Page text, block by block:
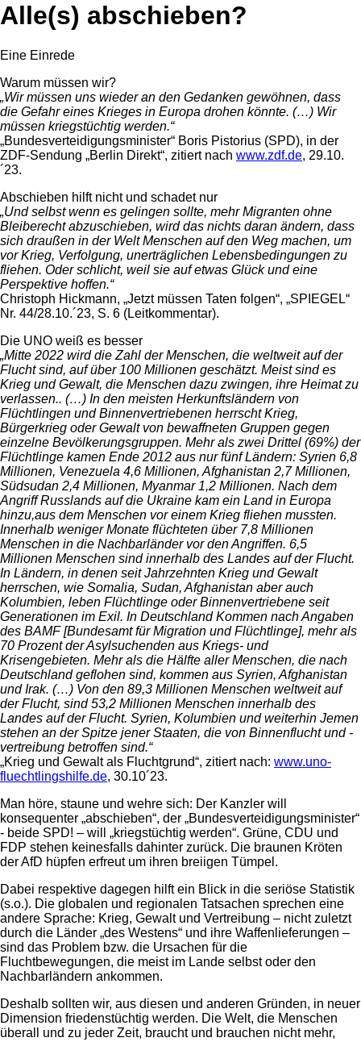
Alle(s) abschieben?
Eine Einrede
Warum müssen wir?
„Wir müssen uns wieder an den Gedanken gewöhnen, dass
die Gefahr eines Krieges in Europa drohen könnte. (…) Wir
müssen kriegstüchtig werden.“
„Bundesverteidigungsminister“ Boris Pistorius (SPD), in der
ZDF-Sendung „Berlin Direkt“, zitiert nach www.zdf.de, 29.10.
´23.
Abschieben hilft nicht und schadet nur
„Und selbst wenn es gelingen sollte, mehr Migranten ohne
Bleiberecht abzuschieben, wird das nichts daran ändern, dass
sich draußen in der Welt Menschen auf den Weg machen, um
vor Krieg, Verfolgung, unerträglichen Lebensbedingungen zu
fliehen. Oder schlicht, weil sie auf etwas Glück und eine
Perspektive hoffen.“
Christoph Hickmann, „Jetzt müssen Taten folgen“, „SPIEGEL“
Nr. 44/28.10.´23, S. 6 (Leitkommentar).
Die UNO weiß es besser
„Mitte 2022 wird die Zahl der Menschen, die weltweit auf der
Flucht sind, auf über 100 Millionen geschätzt. Meist sind es
Krieg und Gewalt, die Menschen dazu zwingen, ihre Heimat zu
verlassen.. (…) In den meisten Herkunftsländern von
Flüchtlingen und Binnenvertriebenen herrscht Krieg,
Bürgerkrieg oder Gewalt von bewaffneten Gruppen gegen
einzelne Bevölkerungsgruppen. Mehr als zwei Drittel (69%) der
Flüchtlinge kamen Ende 2012 aus nur fünf Ländern: Syrien 6,8
Millionen, Venezuela 4,6 Millionen, Afghanistan 2,7 Millionen,
Südsudan 2,4 Millionen, Myanmar 1,2 Millionen. Nach dem
Angriff Russlands auf die Ukraine kam ein Land in Europa
hinzu,aus dem Menschen vor einem Krieg fliehen mussten.
Innerhalb weniger Monate flüchteten über 7,8 Millionen
Menschen in die Nachbarländer vor den Angriffen. 6,5
Millionen Menschen sind innerhalb des Landes auf der Flucht.
In Ländern, in denen seit Jahrzehnten Krieg und Gewalt
herrschen, wie Somalia, Sudan, Afghanistan aber auch
Kolumbien, leben Flüchtlinge oder Binnenvertriebene seit
Generationen im Exil. In Deutschland Kommen nach Angaben
des BAMF [Bundesamt für Migration und Flüchtlinge], mehr als
70 Prozent der Asylsuchenden aus Kriegs- und
Krisengebieten. Mehr als die Hälfte aller Menschen, die nach
Deutschland geflohen sind, kommen aus Syrien, Afghanistan
und Irak. (…) Von den 89,3 Millionen Menschen weltweit auf
der Flucht, sind 53,2 Millionen Menschen innerhalb des
Landes auf der Flucht. Syrien, Kolumbien und weiterhin Jemen
stehen an der Spitze jener Staaten, die von Binnenflucht und -
vertreibung betroffen sind.“
„Krieg und Gewalt als Fluchtgrund“, zitiert nach: www.uno-
fluechtlingshilfe.de, 30.10´23.
Man höre, staune und wehre sich: Der Kanzler will
konsequenter „abschieben“, der „Bundesverteidigungsminister“
- beide SPD! – will „kriegstüchtig werden“. Grüne, CDU und
FDP stehen keinesfalls dahinter zurück. Die braunen Kröten
der AfD hüpfen erfreut um ihren breiigen Tümpel.
Dabei respektive dagegen hilft ein Blick in die seriöse Statistik
(s.o.). Die globalen und regionalen Tatsachen sprechen eine
andere Sprache: Krieg, Gewalt und Vertreibung – nicht zuletzt
durch die Länder „des Westens“ und ihre Waffenlieferungen –
sind das Problem bzw. die Ursachen für die
Fluchtbewegungen, die meist im Lande selbst oder den
Nachbarländern ankommen.
Deshalb sollten wir, aus diesen und anderen Gründen, in neuer
Dimension friedenstüchtig werden. Die Welt, die Menschen
überall und zu jeder Zeit, braucht und brauchen nicht mehr,